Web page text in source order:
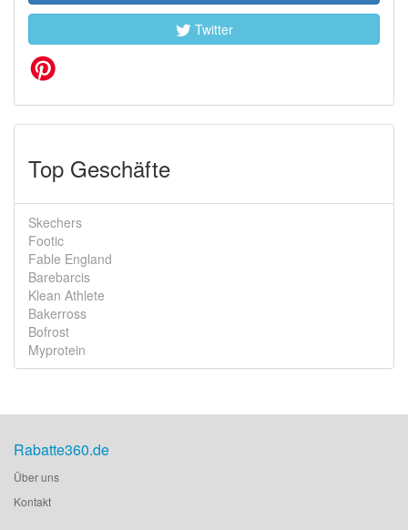
Twitter
Top Geschäfte
Skechers
Footic
Fable England
Barebarcis
Klean Athlete
Bakerross
Bofrost
Myprotein
Rabatte360.de
Über uns
Kontakt